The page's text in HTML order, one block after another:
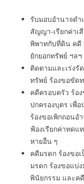
รับมอบอำนาจด
สัญญา-เรียกค่าเ
พิพาทกับที่ดิน คดี
ยักยอกทรัพย์ ฯลฯ
ติดตามและเร่งรั
ทรัพย์ ร้องขอขัด
คดีครอบครัว ร้อ
ปกครองบุตร เพื่
ร้องขอเพิกถอนอ
ฟ้องเรียกค่าทดแ
หายอื่น ๆ
คดีมรดก ร้องขอ
มรดก ร้องขอแบ่
พินัยกรรม และค